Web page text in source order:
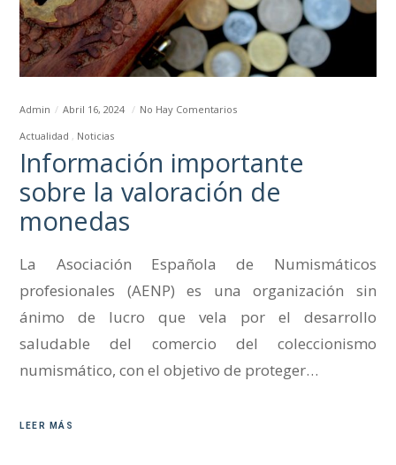
Admin Abril 16, 2024
No Hay Comentarios
Actualidad
Noticias
Información importante
sobre la valoración de
monedas
La Asociación Española de Numismáticos
profesionales (AENP) es una organización sin
ánimo de lucro que vela por el desarrollo
saludable del comercio del coleccionismo
numismático, con el objetivo de proteger…
LEER MÁS